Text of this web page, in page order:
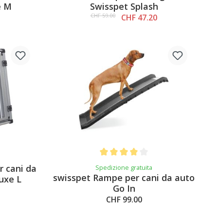
M
Swisspet Splash
CHF 59.00 CHF 47.20
out of 5 stars
cani da
L
Average rating of 4 out of 5 stars
Spedizione gratuita
swisspet Rampe per cani da auto
Go In
CHF 99.00